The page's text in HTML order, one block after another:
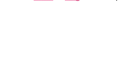
di